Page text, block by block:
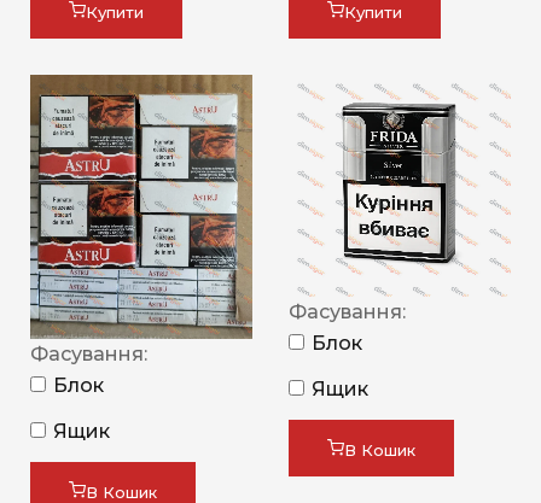
Купити Купити
Фасування:
Блок
Ящик
В Кошик
Фасування:
Блок
Ящик
В Кошик